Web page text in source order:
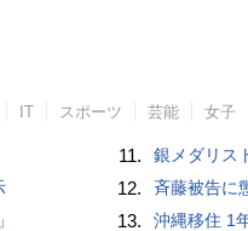
IT スポーツ 芸能 女子
11. 銀メダリス
12. 斉藤被告に
13. 沖縄移住 1